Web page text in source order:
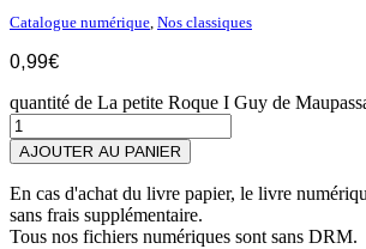
Catalogue numérique, Nos classiques
0,99€
quantité de La petite Roque I Guy de
AJOUTER AU PANIER
En cas d'achat du livre papier, le livre
sans frais supplémentaire.
Tous nos fichiers numériques sont sans DRM.